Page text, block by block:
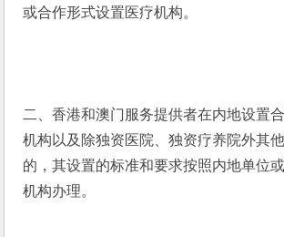
或合作形式设置医疗机构。
二、香港和澳门服务提供者在内地设置
机构以及除独资医院、独资疗养院外其
的，其设置的标准和要求按照内地单位
机构办理。